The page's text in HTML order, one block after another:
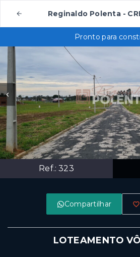
Reginaldo Polenta -
Ref.:323
Pronto para
Compartilhar
LOTEAMENTO